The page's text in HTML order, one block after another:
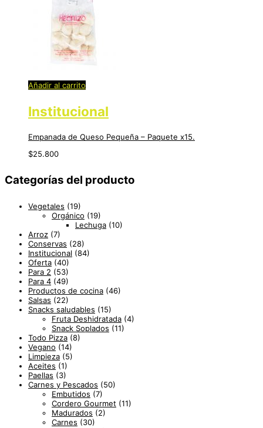
Añadir al carrito
Institucional
Empanada de Queso Pequeña – Paquete x15.
$25.800
Categorías del producto
Vegetales (19)
Orgánico (19)
Lechuga (10)
Arroz (7)
Conservas (28)
Institucional (84)
Oferta (40)
Para 2 (53)
Para 4 (49)
Productos de cocina (46)
Salsas (22)
Snacks saludables (15)
Fruta Deshidratada (4)
Snack Soplados (11)
Todo Pizza (8)
Vegano (14)
Limpieza (5)
Aceites (1)
Paellas (3)
Carnes y Pescados (50)
Embutidos (7)
Cordero Gourmet (11)
Madurados (2)
Carnes (30)